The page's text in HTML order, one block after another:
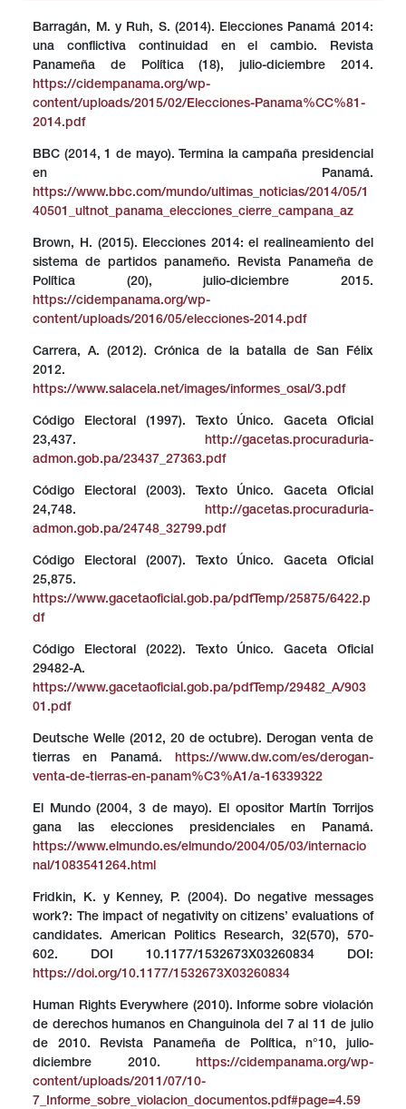
Barragán, M. y Ruh, S. (2014). Elecciones Panamá 2014:
una conflictiva continuidad en el cambio. Revista
Panameña de Política (18), julio-diciembre 2014.
https://cidempanama.org/wp-
content/uploads/2015/02/Elecciones-Panama%CC%81-
2014.pdf
BBC (2014, 1 de mayo). Termina la campaña presidencial
en Panamá.
https://www.bbc.com/mundo/ultimas_noticias/2014/05/1
40501_ultnot_panama_elecciones_cierre_campana_az
Brown, H. (2015). Elecciones 2014: el realineamiento del
sistema de partidos panameño. Revista Panameña de
Política (20), julio-diciembre 2015.
https://cidempanama.org/wp-
content/uploads/2016/05/elecciones-2014.pdf
Carrera, A. (2012). Crónica de la batalla de San Félix
2012.
https://www.salacela.net/images/informes_osal/3.pdf
Código Electoral (1997). Texto Único. Gaceta Oficial
23,437.
http://gacetas.procuraduria-
admon.gob.pa/23437_27363.pdf
Código Electoral (2003). Texto Único. Gaceta Oficial
24,748.
http://gacetas.procuraduria-
admon.gob.pa/24748_32799.pdf
Código Electoral (2007). Texto Único. Gaceta Oficial
25,875.
https://www.gacetaoficial.gob.pa/pdfTemp/25875/6422.p
df
Código Electoral (2022). Texto Único. Gaceta Oficial
29482-A.
https://www.gacetaoficial.gob.pa/pdfTemp/29482_A/903
01.pdf
Deutsche Welle (2012, 20 de octubre). Derogan venta de
tierras en Panamá.
https://www.dw.com/es/derogan-
venta-de-tierras-en-panam%C3%A1/a-16339322
El Mundo (2004, 3 de mayo). El opositor Martín Torrijos
gana las elecciones presidenciales en Panamá.
https://www.elmundo.es/elmundo/2004/05/03/internacio
nal/1083541264.html
Fridkin, K. y Kenney, P. (2004). Do negative messages
work?: The impact of negativity on citizens’ evaluations of
candidates. American Politics Research, 32(570), 570-
602. DOI 10.1177/1532673X03260834 DOI:
https://doi.org/10.1177/1532673X03260834
Human Rights Everywhere (2010). Informe sobre violación
de derechos humanos en Changuinola del 7 al 11 de julio
de 2010. Revista Panameña de Política, n°10, julio-
diciembre 2010.
https://cidempanama.org/wp-
content/uploads/2011/07/10-
7_Informe_sobre_violacion_documentos.pdf#page=4.59